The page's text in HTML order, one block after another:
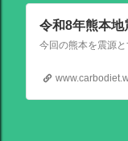
令和8年熊本地